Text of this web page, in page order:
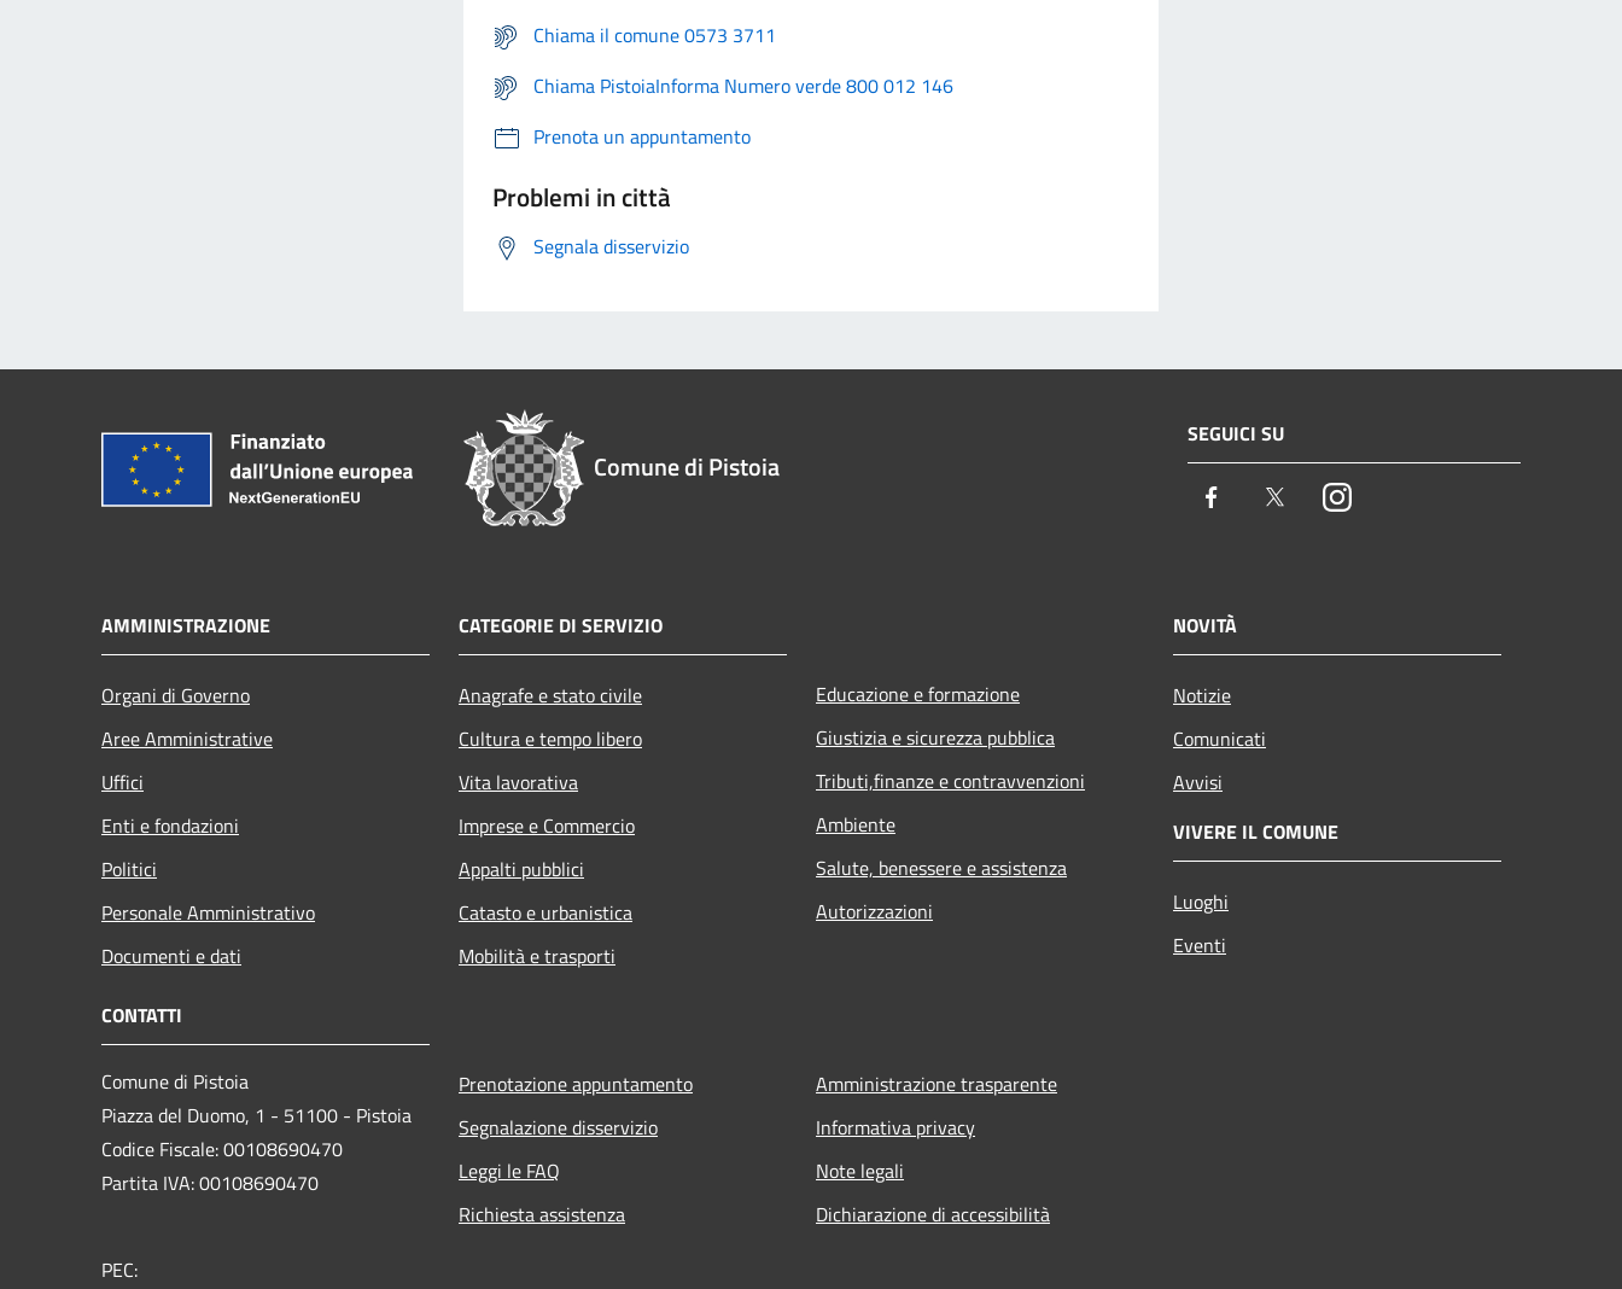
Chiama il comune 0573 3711
Chiama PistoiaInforma Numero verde 800 012 146
Prenota un appuntamento
Problemi in città
Segnala disservizio
Comune di Pistoia
SEGUICI SU
Facebook TwitterInstagram
AMMINISTRAZIONE
Organi di Governo
Aree Amministrative
Uffici
Enti e fondazioni
Politici
Personale Amministrativo
Documenti e dati
CATEGORIE DI SERVIZIO
Anagrafe e stato civile
Cultura e tempo libero
Vita lavorativa
Imprese e Commercio
Appalti pubblici
Catasto e urbanistica
Mobilità e trasporti
Educazione e formazione
Giustizia e sicurezza pubblica
Tributi,finanze e contravvenzioni
Ambiente
Salute, benessere e assistenza
Autorizzazioni
NOVITÀ
Notizie
Comunicati
Avvisi
VIVERE IL COMUNE
Luoghi
Eventi
CONTATTI
Comune di Pistoia
Piazza del Duomo, 1 - 51100 - Pistoia
Codice Fiscale: 00108690470
Partita IVA: 00108690470
PEC:
Prenotazione appuntamento
Segnalazione disservizio
Leggi le FAQ
Richiesta assistenza
Amministrazione trasparente
Informativa privacy
Note legali
Dichiarazione di accessibilità